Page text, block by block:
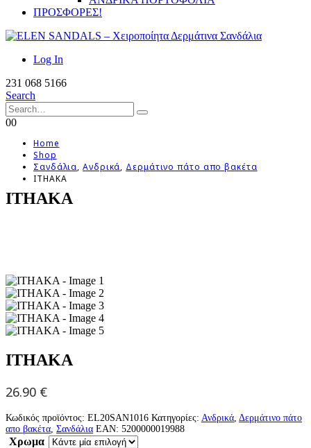
ΠΡΟΣΦΟΡΕΣ!
Log In
231 068 5166
Search
00
Home
Shop
Σανδάλια,Ανδρικά, Δερμάτινο πάτο απο βακέτα
ITHAKA
ITHAKA
ITHAKA
26.90 €
Κωδικός προϊόντος: EL20SAN1016 Κατηγορίες: Ανδρικά Δερμάτινο πάτο
απο βακέτα Σανδάλια EAN: 5200000019988
Χρωμα